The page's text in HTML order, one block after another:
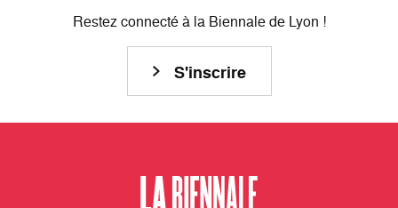
Restez connecté à la Biennale de Lyon !
S'inscrire